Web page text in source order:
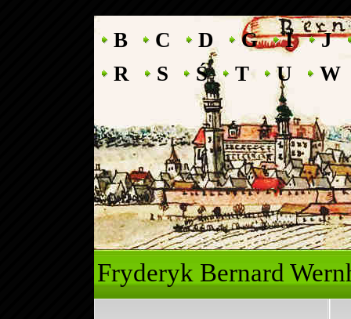
B C D G I
J
R
S Ś T U W
Fryderyk